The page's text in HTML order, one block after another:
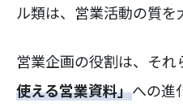
ル類は、営業活動の質を
営業企画の役割は、それ
使える営業資料」への進